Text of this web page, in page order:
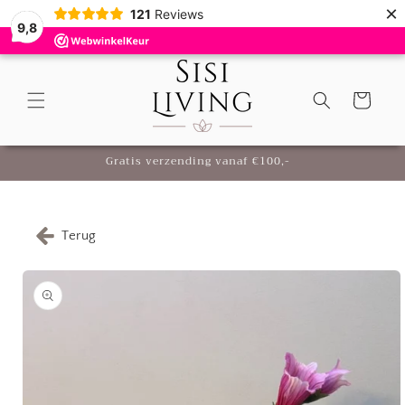
9,8
121 Reviews ×
Meteen
naar de
content
Winkelwagen
Gratis verzending vanaf €100,-
Terug
direct naar